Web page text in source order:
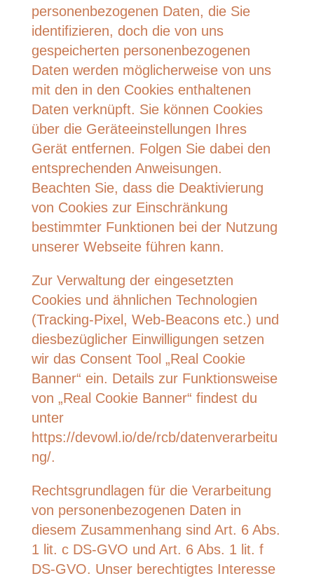
personenbezogenen Daten, die Sie
identifizieren, doch die von uns
gespeicherten personenbezogenen
Daten werden möglicherweise von uns
mit den in den Cookies enthaltenen
Daten verknüpft. Sie können Cookies
über die Geräteeinstellungen Ihres
Gerät entfernen. Folgen Sie dabei den
entsprechenden Anweisungen.
Beachten Sie, dass die Deaktivierung
von Cookies zur Einschränkung
bestimmter Funktionen bei der Nutzung
unserer Webseite führen kann.
Zur Verwaltung der eingesetzten
Cookies und ähnlichen Technologien
(Tracking-Pixel, Web-Beacons etc.) und
diesbezüglicher Einwilligungen setzen
wir das Consent Tool „Real Cookie
Banner“ ein. Details zur Funktionsweise
von „Real Cookie Banner“ findest du
unter
https://devowl.io/de/rcb/datenverarbeitu
ng/.
Rechtsgrundlagen für die Verarbeitung
von personenbezogenen Daten in
diesem Zusammenhang sind Art. 6 Abs.
1 lit. c DS-GVO und Art. 6 Abs. 1 lit. f
DS-GVO. Unser berechtigtes Interesse